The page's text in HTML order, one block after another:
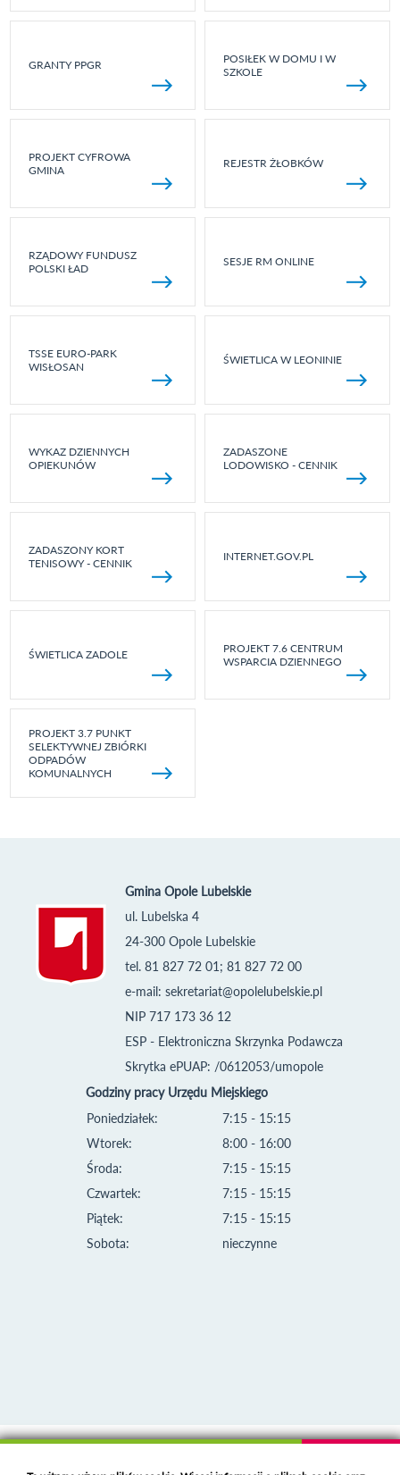
GRANTY PPGR
POSIŁEK W DOMU I W
SZKOLE
PROJEKT CYFROWA
GMINA
REJESTR ŻŁOBKÓW
RZĄDOWY FUNDUSZ
POLSKI ŁAD
SESJE RM ONLINE
TSSE EURO-PARK
WISŁOSAN
ŚWIETLICA W LEONINIE
WYKAZ DZIENNYCH
OPIEKUNÓW
ZADASZONE
LODOWISKO - CENNIK
ZADASZONY KORT
TENISOWY - CENNIK
INTERNET.GOV.PL
ŚWIETLICA ZADOLE
PROJEKT 7.6 CENTRUM
WSPARCIA DZIENNEGO
PROJEKT 3.7 PUNKT
SELEKTYWNEJ ZBIÓRKI
ODPADÓW
KOMUNALNYCH
Gmina Opole Lubelskie
ul. Lubelska 4
24-300 Opole Lubelskie
tel. 81 827 72 01; 81 827 72 00
e-mail: sekretariat@opolelubelskie.pl
NIP 717 173 36 12
ESP - Elektroniczna Skrzynka Podawcza
Skrytka ePUAP: /0612053/umopole
Godziny pracy Urzędu Miejskiego
Poniedziałek:
Wtorek:
Środa:
Czwartek:
Piątek:
Sobota:
7:15 - 15:15
8:00 - 16:00
7:15 - 15:15
7:15 - 15:15
7:15 - 15:15
nieczynne